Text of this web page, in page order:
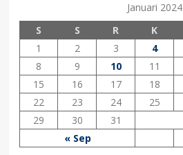
Januari 2024
S
S R K
« Sep
1 2 3 4
8
9 10 11
15
16 17 18
22
23 24 25
29
30 31